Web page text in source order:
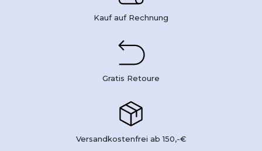
Kauf auf Rechnung
Gratis Retoure
Versandkostenfrei ab 150,-€